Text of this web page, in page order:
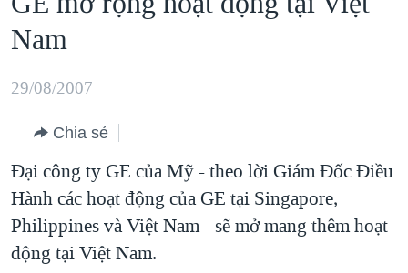
cập
Tới
dung
chính
điều
hướng
chính
Đi
VIỆT NAM
HOA KỲ
BIỂN ĐÔNG
BLOG
DIỄN ĐÀN
MỤC
TỰ DO BÁO CHÍ
CHUYÊN ĐỀ
Nam
29/08/2007
Chia sẻ
Ðại công ty GE của Mỹ - theo lời Giám Đốc Điều
Hành các hoạt động của GE tại Singapore,
Philippines và Việt Nam - sẽ mở mang thêm hoạt
động tại Việt Nam.